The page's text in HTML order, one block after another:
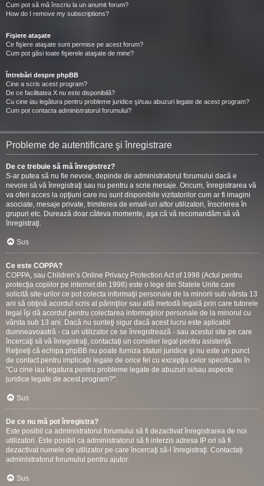
Cum pot să mă înscriu la un anumit forum?
How do I remove my subscriptions?
Fişiere ataşate
Ce fişiere ataşate sunt permise pe acest forum?
Cum pot găsi toate fişierele ataşate de mine?
Întrebări despre phpBB
Cine a scris acest program?
De ce facilitatea X nu este disponibilă?
Cu cine iau legătura pentru probleme juridice şi/sau abuzuri legate de acest program?
Cum pot contacta administratorul forumului?
Probleme de autentificare şi înregistrare
De ce trebuie să mă înregistrez?
S-ar putea să nu fie nevoie, depinde de administratorul forumului dacă e
nevoie să vă înregistraţi sau nu pentru a scrie mesaje. Oricum, înregistrarea vă
va oferi acces la opţiuni care nu sunt disponibile vizitatorilor cum ar fi imagini
asociate, mesaje private, trimiterea de email-uri altor utilizatori, înscrierea în
grupuri etc. Durează doar câteva momente, aşa că vă recomandăm să vă
înregistraţi.
Sus
Ce este COPPA?
COPPA, sau Children’s Online Privacy Protection Act of 1998 (Actul pentru
protecţia copiilor pe internet din 1998) este o lege din Statele Unite care
solicită site-urilor ce pot colecta informaţii personale de la minorii sub vârsta 13
ani să obţină acordul scris al părinţilor sau altă metodă legală prin care tutorele
legal îşi dă acordul pentru colectarea informaţiilor personale de la minorul cu
vârsta sub 13 ani. Dacă nu sunteţi sigur dacă acest lucru este aplicabil
dumneavoastră - ca un utilizator ce se înregistrează - sau acestui site pe care
încercaţi să vă înregistraţi, contactaţi un consilier legal pentru asistenţă.
Reţineţi că echipa phpBB nu poate furniza sfaturi juridice şi nu este un punct
de contact pentru implicaţii legale de orice fel cu excepţia celor specificate în
"Cu cine iau legatura pentru probleme legate de abuzuri si/sau aspecte
juridice legate de acest program?".
Sus
De ce nu mă pot înregistra?
Este posibil ca administratorul forumului să fi dezactivat înregistrarea de noi
utilizatori. Este posibil ca administratorul să fi interzis adresa IP ori să fi
dezactivat numele de utilizator pe care încercaţi să-l înregistraţi. Contactați
administratorul forumului pentru ajutor.
Sus